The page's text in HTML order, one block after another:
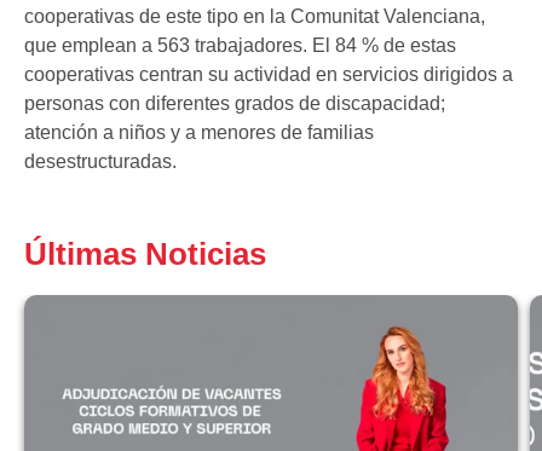
cooperativas de este tipo en la Comunitat Valenciana,
que emplean a 563 trabajadores. El 84 % de estas
cooperativas centran su actividad en servicios dirigidos a
personas con diferentes grados de discapacidad;
atención a niños y a menores de familias
desestructuradas.
Últimas Noticias